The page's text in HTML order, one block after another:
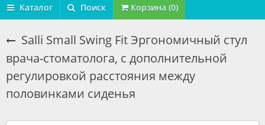
Статьи
Обучение
Вакансии
Каталог Поиск Корзина (0)
Salli Small Swing Fit Эргономичный стул
врача-стоматолога, с дополнительной
регулировкой расстояния между
половинками сиденья